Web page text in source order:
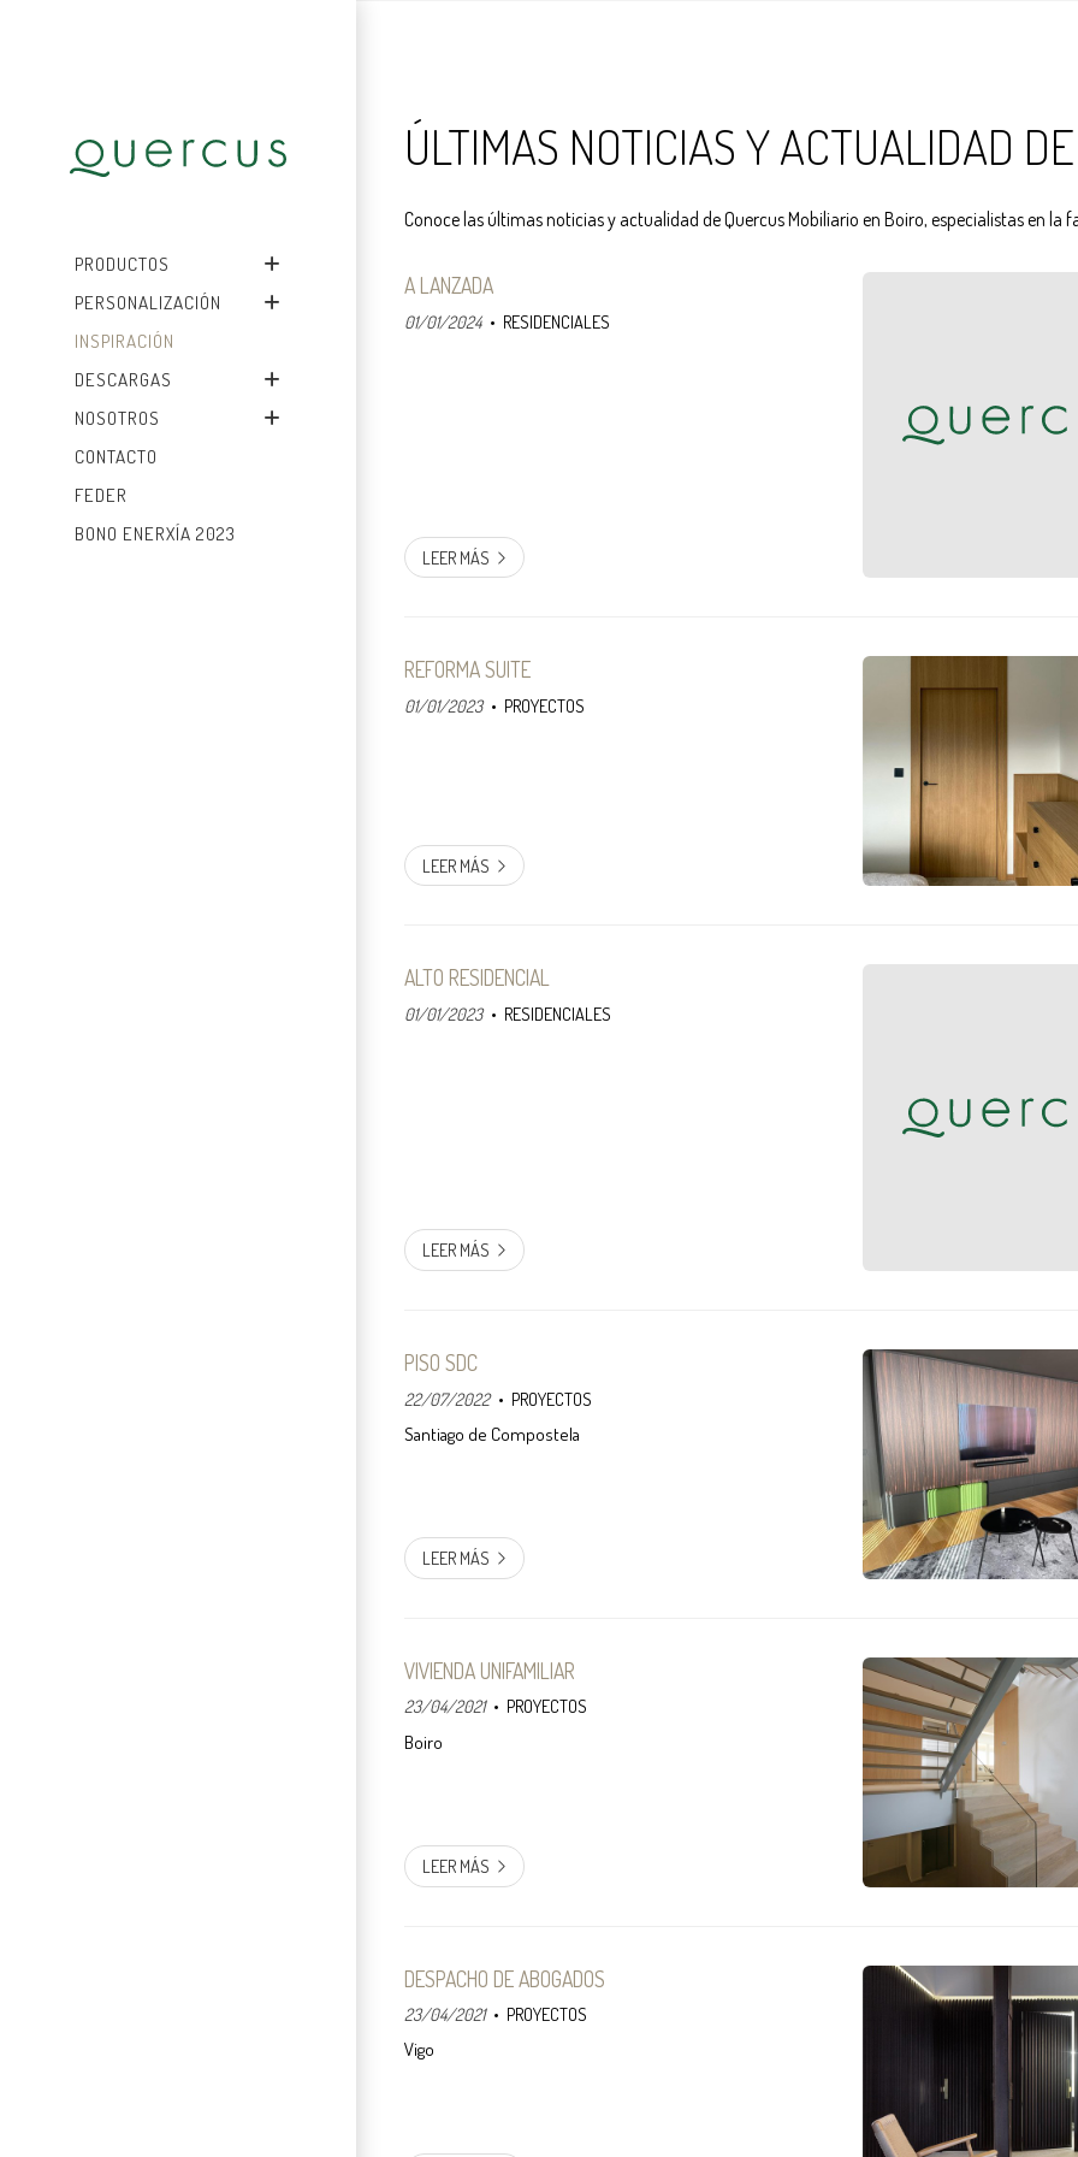
PRODUCTOS
PERSONALIZACIÓN
INSPIRACIÓN
DESCARGAS
NOSOTROS
CONTACTO
FEDER
BONO ENERXÍA 2023
ÚLTIMAS NOTICIAS Y ACTUALIDAD
Conoce las últimas noticias y actualidad de Quercus Mobiliario en Boiro, especialistas en la
A LANZADA
01/01/2024 RESIDENCIALES
LEER MÁS
REFORMA SUITE
01/01/2023 PROYECTOS
LEER MÁS
ALTO RESIDENCIAL
01/01/2023 RESIDENCIALES
LEER MÁS
PISO SDC
22/07/2022 PROYECTOS
LEER MÁS
VIVIENDA UNIFAMILIAR
23/04/2021 PROYECTOS
LEER MÁS
DESPACHO DE ABOGADOS
23/04/2021 PROYECTOS
Vigo